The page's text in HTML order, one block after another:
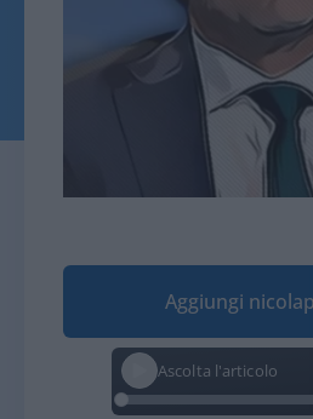
Aggiungi
Ascolta l'articolo